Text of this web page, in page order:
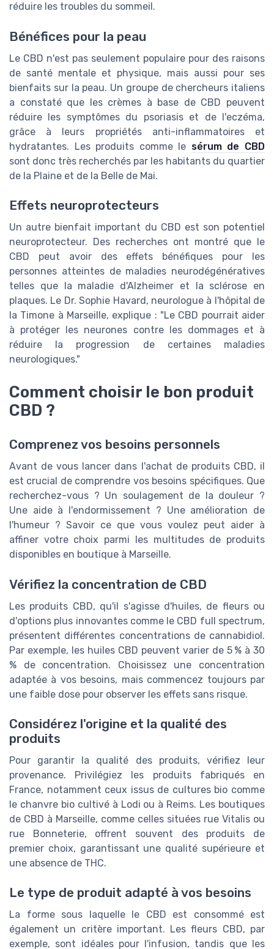
réduire les troubles du sommeil.
Bénéfices pour la peau
Le CBD n'est pas seulement populaire pour des raisons
de santé mentale et physique, mais aussi pour ses
bienfaits sur la peau. Un groupe de chercheurs italiens
a constaté que les crèmes à base de CBD peuvent
réduire les symptômes du psoriasis et de l'eczéma,
grâce à leurs propriétés anti-inflammatoires et
hydratantes. Les produits comme le sérum de CBD
sont donc très recherchés par les habitants du quartier
de la Plaine et de la Belle de Mai.
Effets neuroprotecteurs
Un autre bienfait important du CBD est son potentiel
neuroprotecteur. Des recherches ont montré que le
CBD peut avoir des effets bénéfiques pour les
personnes atteintes de maladies neurodégénératives
telles que la maladie d'Alzheimer et la sclérose en
plaques. Le Dr. Sophie Havard, neurologue à l'hôpital de
la Timone à Marseille, explique : "Le CBD pourrait aider
à protéger les neurones contre les dommages et à
réduire la progression de certaines maladies
neurologiques."
Comment choisir le bon produit
CBD ?
Comprenez vos besoins personnels
Avant de vous lancer dans l'achat de produits CBD, il
est crucial de comprendre vos besoins spécifiques. Que
recherchez-vous ? Un soulagement de la douleur ?
Une aide à l'endormissement ? Une amélioration de
l'humeur ? Savoir ce que vous voulez peut aider à
affiner votre choix parmi les multitudes de produits
disponibles en boutique à Marseille.
Vérifiez la concentration de CBD
Les produits CBD, qu'il s'agisse d'huiles, de fleurs ou
d'options plus innovantes comme le CBD full spectrum,
présentent différentes concentrations de cannabidiol.
Par exemple, les huiles CBD peuvent varier de 5 % à 30
⁠% de concentration. Choisissez une concentration
adaptée à vos besoins, mais commencez toujours par
une faible dose pour observer les effets sans risque.
Considérez l'origine et la qualité des
produits
Pour garantir la qualité des produits, vérifiez leur
provenance. Privilégiez les produits fabriqués en
France, notamment ceux issus de cultures bio comme
le chanvre bio cultivé à Lodi ou à Reims. Les boutiques
de CBD à Marseille, comme celles situées rue Vitalis ou
rue Bonneterie, offrent souvent des produits de
premier choix, garantissant une qualité supérieure et
une absence de THC.
Le type de produit adapté à vos besoins
La forme sous laquelle le CBD est consommé est
également un critère important. Les fleurs CBD, par
exemple, sont idéales pour l'infusion, tandis que les